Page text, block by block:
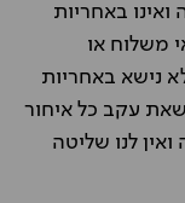
באחריות
משלוח או
נישא באחריות
עקב כל איחור
לנו שליטה